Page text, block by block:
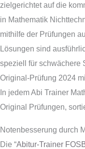
zielgerichtet auf die
in Mathematik
mithilfe der Prüfungen
Lösungen sind
speziell für schwächere
Original-Prüfung 2024
In jedem Abi Trainer
Original Prüfungen,
Notenbesserung durch
Die “Abitur-Trainer